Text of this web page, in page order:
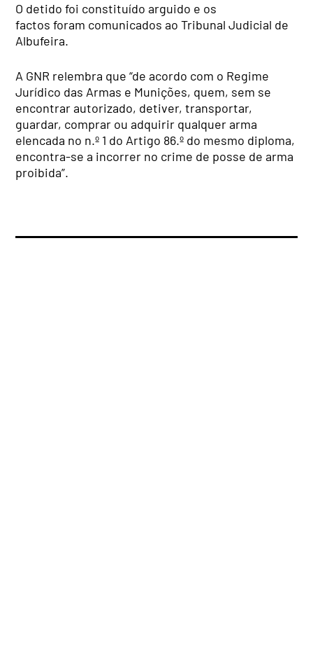
O detido foi constituído arguido e os
factos foram comunicados ao Tribunal Judicial de
Albufeira.
A GNR relembra que “de acordo com o Regime
Jurídico das Armas e Munições, quem, sem se
encontrar autorizado, detiver, transportar,
guardar, comprar ou adquirir qualquer arma
elencada no n.º 1 do Artigo 86.º do mesmo diploma,
encontra-se a incorrer no crime de posse de arma
proibida”.